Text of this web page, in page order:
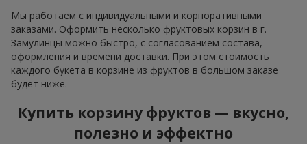
Мы работаем с индивидуальными и корпоративными
заказами. Оформить несколько фруктовых корзин в г.
Замулинцы можно быстро, с согласованием состава,
оформления и времени доставки. При этом стоимость
каждого букета в корзине из фруктов в большом заказе
будет ниже.
Купить корзину фруктов — вкусно,
полезно и эффектно